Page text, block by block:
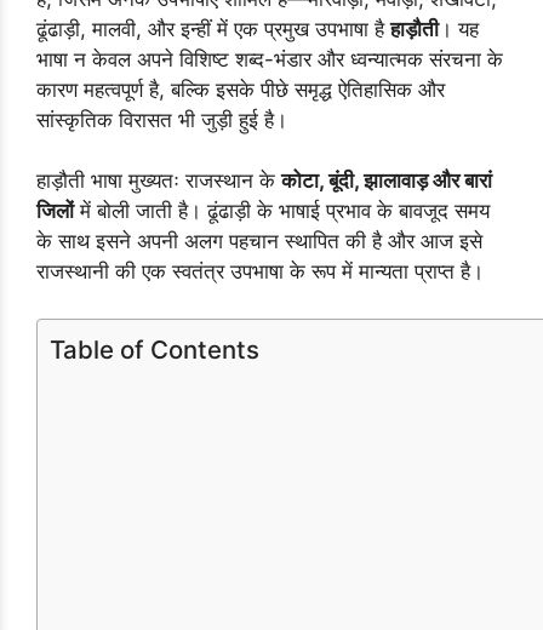
ढूंढाड़ी, मालवी, और इन्हीं में एक प्रमुख उपभाषा हैहाड़ौती। यह
भाषा न केवल अपने विशिष्ट शब्द-भंडार और ध्वन्यात्मक संरचना के
कारण महत्वपूर्ण है, बल्कि इसके पीछे समृद्ध ऐतिहासिक और
सांस्कृतिक विरासत भी जुड़ी हुई है।
हाड़ौती भाषा मुख्यतः राजस्थान केकोटा, बूंदी, झालावाड़ और बारां
जिलोंमें बोली जाती है। ढूंढाड़ी के भाषाई प्रभाव के बावजूद समय
के साथ इसने अपनी अलग पहचान स्थापित की है और आज इसे
राजस्थानी की एक स्वतंत्र उपभाषा के रूप में मान्यता प्राप्त है।
Table of Contents